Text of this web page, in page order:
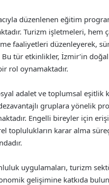
düzenlenen eğitim
Turizm işletmeleri, hem
faaliyetleri düzenleyerek,
Bu tür etkinlikler, İzmir’in
rol oynamaktadır.
adalet ve toplumsal eşitlik
gruplara yönelik
Engelli bireyler için
toplulukların karar alma
uygulamaları, turizm
gelişimine katkıda